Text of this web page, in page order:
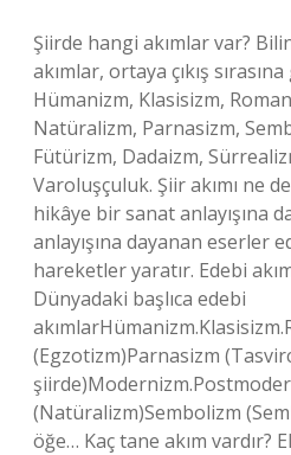
Şiirde hangi akımlar var?
akımlar, ortaya çıkış
Hümanizm, Klasisizm,
Natüralizm, Parnasizm,
Fütürizm, Dadaizm,
Varoluşçuluk. Şiir akımı ne
hikâye bir sanat anlayışına
anlayışına dayanan eserler
hareketler yaratır. Edebi
Dünyadaki başlıca edebi
(Egzotizm)Parnasizm
(Natüralizm)Sembolizm
öğe… Kaç tane akım vardır?